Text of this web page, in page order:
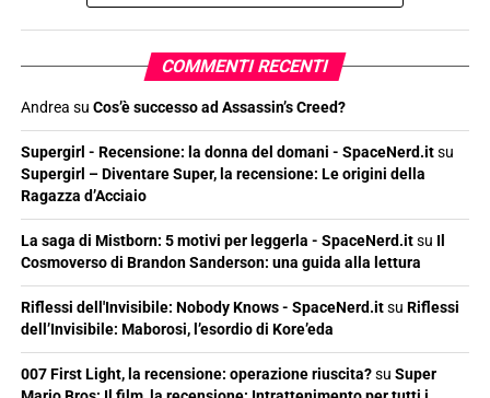
COMMENTI RECENTI
Andrea su Cos’è successo ad Assassin’s Creed?
Supergirl - Recensione: la donna del domani - SpaceNerd.itsu
Supergirl – Diventare Super, la recensione: Le origini della
Ragazza d’Acciaio
La saga di Mistborn: 5 motivi per leggerla - SpaceNerd.itsu Il
Cosmoverso di Brandon Sanderson: una guida alla lettura
Riflessi dell'Invisibile: Nobody Knows - SpaceNerd.itsu Riflessi
dell’Invisibile: Maborosi, l’esordio di Kore’eda
007 First Light, la recensione: operazione riuscita?su Super